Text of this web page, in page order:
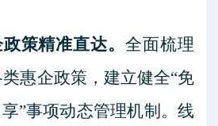
策精准直达。全面梳理
惠企政策，建立健全“免
”事项动态管理机制。线